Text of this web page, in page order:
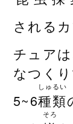
される
チュア
なつく
5~6種類
しゅるい
そろ